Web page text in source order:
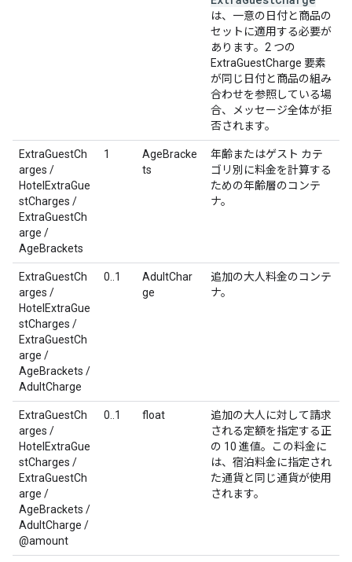
は、一意の日付と商品の
セットに適用する必要が
あります。2 つの
ExtraGuestCharge 要素
が同じ日付と商品の組み
合わせを参照している場
合、メッセージ全体が拒
否されます。
ExtraGuestCh
arges /
HotelExtraGue
stCharges /
ExtraGuestCh
arge /
AgeBrackets
1
AgeBracke
ts
年齢またはゲスト カテ
ゴリ別に料金を計算する
ための年齢層のコンテ
ナ。
ExtraGuestCh
arges /
HotelExtraGue
stCharges /
ExtraGuestCh
arge /
AgeBrackets /
AdultCharge
0..1
AdultChar
ge
追加の大人料金のコンテ
ナ。
ExtraGuestCh
arges /
HotelExtraGue
stCharges /
ExtraGuestCh
arge /
AgeBrackets /
AdultCharge /
@amount
0..1 float
追加の大人に対して請求
される定額を指定する正
の 10 進値。この料金に
は、宿泊料金に指定され
た通貨と同じ通貨が使用
されます。